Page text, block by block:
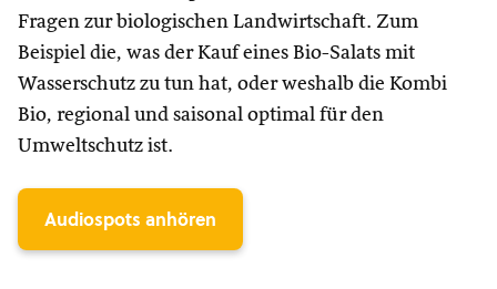
Fragen zur biologischen Landwirtschaft. Zum
Beispiel die, was der Kauf eines Bio-Salats mit
Wasserschutz zu tun hat, oder weshalb die Kombi
Bio, regional und saisonal optimal für den
Umweltschutz ist.
Audiospots anhören